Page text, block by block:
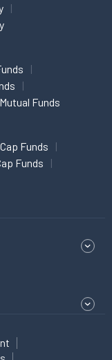
Funds
Funds
Funds